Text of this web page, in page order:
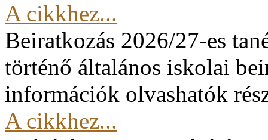
A cikkhez...
Beiratkozás 2026/27-es
történő általános iskolai
információk olvashatók
A cikkhez...